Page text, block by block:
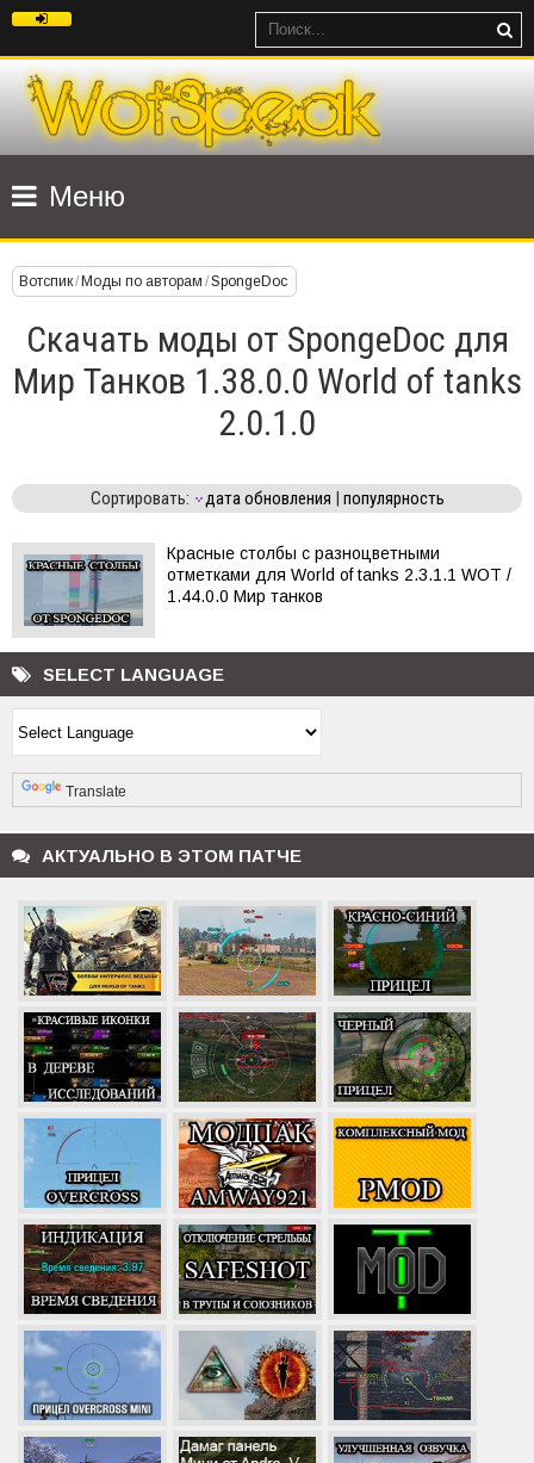
Меню
Вотспик/ Моды по авторам /SpongeDoc
Скачать моды от SpongeDoc для
Мир Танков 1.38.0.0 World of tanks
2.0.1.0
Сортировать: дата обновления | популярность
Красные столбы с разноцветными
отметками для World of tanks 2.3.1.1 WOT /
1.44.0.0 Мир танков
SELECT LANGUAGE
Translate
АКТУАЛЬНО В ЭТОМ ПАТЧЕ